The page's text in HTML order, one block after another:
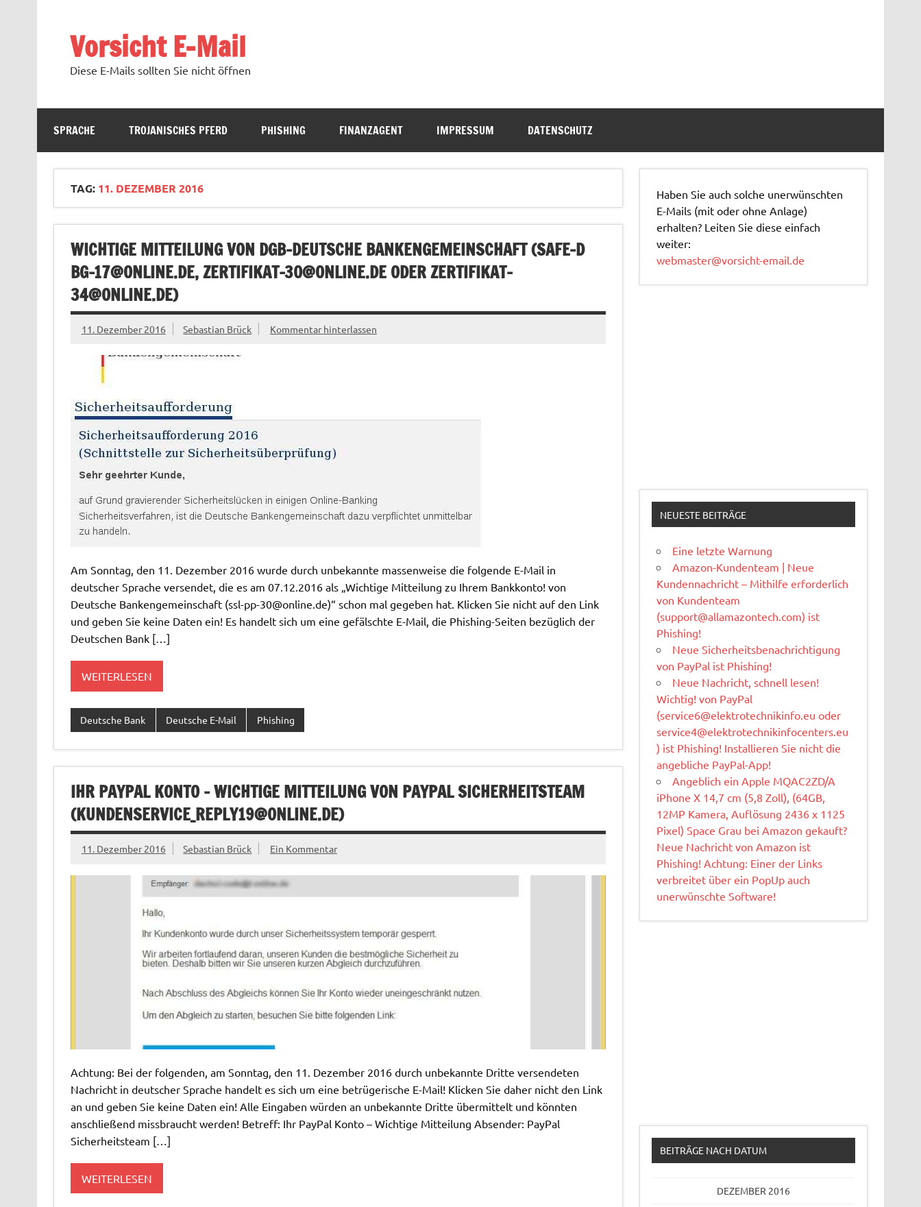
Vorsicht E-Mail
Diese E-Mails sollten Sie nicht öffnen
SPRACHE TROJANISCHES PFERD PHISHING FINANZAGENT IMPRESSUM DATENSCHUTZ
TAG: 11. DEZEMBER 2016
WICHTIGE MITTEILUNG VON DGB-DEUTSCHE BANKENGEMEINSCHAFT (SAFE-D
BG-17@ONLINE.DE,ZERTIFIKAT-30@ONLINE.DEODERZERTIFIKAT-
34@ONLINE.DE)
11. Dezember 2016 Sebastian Brück Kommentar hinterlassen
Am Sonntag, den 11. Dezember 2016 wurde durch unbekannte massenweise die folgende E-Mail in
deutscher Sprache versendet, die es am 07.12.2016 als „Wichtige Mitteilung zu Ihrem Bankkonto! von
Deutsche Bankengemeinschaft (ssl-pp-30@online.de)“ schon mal gegeben hat. Klicken Sie nicht auf den Link
und geben Sie keine Daten ein! Es handelt sich um eine gefälschte E-Mail, die Phishing-Seiten bezüglich der
Deutschen Bank […]
WEITERLESEN
Deutsche Bank Deutsche E-Mail Phishing
IHR PAYPAL KONTO – WICHTIGE MITTEILUNG VON PAYPAL SICHERHEITSTEAM
(KUNDENSERVICE_REPLY19@ONLINE.DE)
11. Dezember 2016 Sebastian Brück Ein Kommentar
Achtung: Bei der folgenden, am Sonntag, den 11. Dezember 2016 durch unbekannte Dritte versendeten
Nachricht in deutscher Sprache handelt es sich um eine betrügerische E-Mail! Klicken Sie daher nicht den Link
an und geben Sie keine Daten ein! Alle Eingaben würden an unbekannte Dritte übermittelt und könnten
anschließend missbraucht werden! Betreff: Ihr PayPal Konto – Wichtige Mitteilung Absender: PayPal
Sicherheitsteam […]
WEITERLESEN
Haben Sie auch solche unerwünschten
E-Mails (mit oder ohne Anlage)
erhalten? Leiten Sie diese einfach
weiter:
webmaster@vorsicht-email.de
NEUESTE BEITRÄGE
Eine letzte Warnung
Amazon-Kundenteam | Neue
Kundennachricht – Mithilfe erforderlich
von Kundenteam
(support@allamazontech.com) ist
Phishing!
Neue Sicherheitsbenachrichtigung
von PayPal ist Phishing!
Neue Nachricht, schnell lesen!
Wichtig! von PayPal
(service6@elektrotechnikinfo.eu oder
service4@elektrotechnikinfocenters.eu
) ist Phishing! Installieren Sie nicht die
angebliche PayPal-App!
Angeblich ein Apple MQAC2ZD/A
iPhone X 14,7 cm (5,8 Zoll), (64GB,
12MP Kamera, Auflösung 2436 x 1125
Pixel) Space Grau bei Amazon gekauft?
Neue Nachricht von Amazon ist
Phishing! Achtung: Einer der Links
verbreitet über ein PopUp auch
unerwünschte Software!
BEITRÄGE NACH DATUM
DEZEMBER 2016